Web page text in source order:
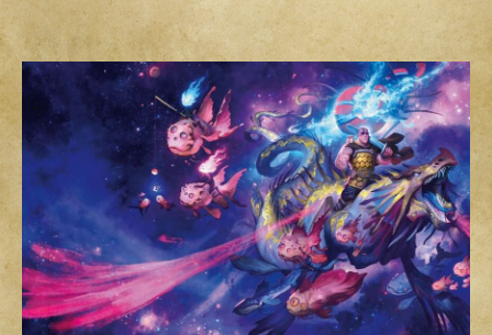
Fantascienza
Fantasy
Games
Recensioni
Libri e fumetti
Cercatori